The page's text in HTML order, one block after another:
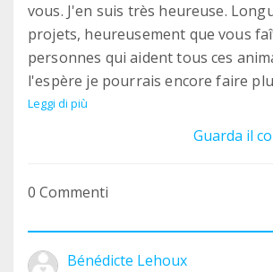
vous. J'en suis très heureuse.
projets, heureusement que vous
personnes qui aident tous ces
l'espère je pourrais encore faire
Ne baissez jamais les bras ❤️
Leggi di più
Guarda il
0 Commenti
Bénédicte Lehoux